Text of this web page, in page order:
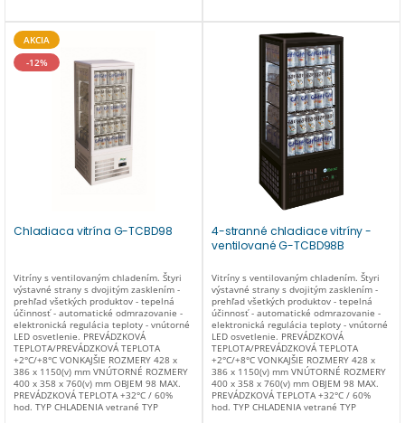
nie VNÚTORNÉ SVETLO led DODANÉ
PRÍSLUŠENSTVO 3 mriežky 375 x 335 mm
ENERGETICKÁ TRIEDA C ČISTÁ
HMOTNOSŤ (kg) 33 HRUBÁ HMOTNOSŤ
(kg) 35 BALENIE ROZMERY 495 x 460 x
VNÚTORNÉ SVETLO led DODANÉ
PRÍSLUŠENSTVO 3 mriežky 375 x 335 mm
ENERGETICKÁ TRIEDA C ČISTÁ
HMOTNOSŤ (kg) 33 HRUBÁ HMOTNOSŤ
(kg) 35 ROZMERY BALENIA 495 x 460 x
AKCIA
-12%
Chladiaca vitrína G-TCBD98
Vitríny s ventilovaným chladením. Štyri
výstavné strany s dvojitým zasklením -
prehľad všetkých produktov - tepelná
účinnosť - automatické odmrazovanie -
elektronická regulácia teploty - vnútorné
LED osvetlenie. PREVÁDZKOVÁ
TEPLOTA/PREVÁDZKOVÁ TEPLOTA
+2°C/+8°C VONKAJŠIE ROZMERY 428 x
386 x 1150(v) mm VNÚTORNÉ ROZMERY
400 x 358 x 760(v) mm OBJEM 98 MAX.
PREVÁDZKOVÁ TEPLOTA +32°C / 60%
hod. TYP CHLADENIA vetrané TYP
4-stranné chladiace vitríny -
ventilované G-TCBD98B
Vitríny s ventilovaným chladením. Štyri
výstavné strany s dvojitým zasklením -
prehľad všetkých produktov - tepelná
účinnosť - automatické odmrazovanie -
elektronická regulácia teploty - vnútorné
LED osvetlenie. PREVÁDZKOVÁ
TEPLOTA/PREVÁDZKOVÁ TEPLOTA
+2°C/+8°C VONKAJŠIE ROZMERY 428 x
386 x 1150(v) mm VNÚTORNÉ ROZMERY
400 x 358 x 760(v) mm OBJEM 98 MAX.
PREVÁDZKOVÁ TEPLOTA +32°C / 60%
hod. TYP CHLADENIA vetrané TYP